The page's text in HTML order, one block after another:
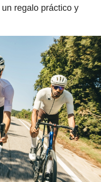
regalo práctico y